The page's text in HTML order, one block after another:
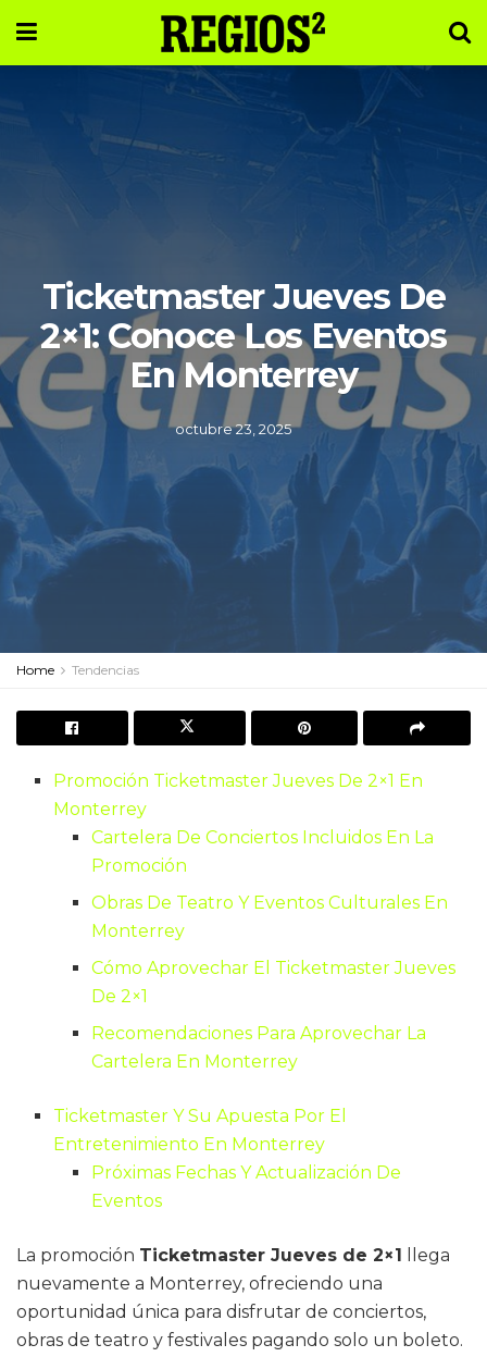
Ticketmaster Jueves De
2×1: Conoce Los Eventos
En Monterrey
octubre 23, 2025
Home Tendencias
Promoción Ticketmaster Jueves De 2×1 En
Monterrey
Cartelera De Conciertos Incluidos En La
Promoción
Obras De Teatro Y Eventos Culturales En
Monterrey
Cómo Aprovechar El Ticketmaster Jueves
De 2×1
Recomendaciones Para Aprovechar La
Cartelera En Monterrey
Ticketmaster Y Su Apuesta Por El
Entretenimiento En Monterrey
Próximas Fechas Y Actualización De
Eventos
La promoción Ticketmaster Jueves de 2×1 llega
nuevamente a Monterrey, ofreciendo una
oportunidad única para disfrutar de conciertos,
obras de teatro y festivales pagando solo un boleto.